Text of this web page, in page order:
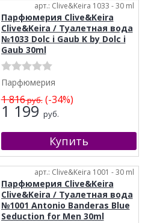
арт.: Clive&Keira 1033 - 30 ml
Парфюмерия Clive&Keira
Clive&Keira / Туалетная вода
№1033 Dolc i Gaub K by Dolc i
Gaub 30ml
Парфюмерия
1 816руб.(-34%)
1 199 руб.
арт.: Clive&Keira 1001 - 30 ml
Парфюмерия Clive&Keira
Clive&Keira / Туалетная вода
№1001 Antonio Banderas Blue
Seduction for Men 30ml